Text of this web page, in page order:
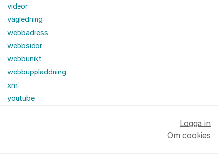
videor
vägledning
webbadress
webbsidor
webbunikt
webbuppladdning
xml
youtube
Logga in
Om cookies